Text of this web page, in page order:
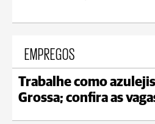
EMPREGOS
Trabalhe como
Grossa; confira as